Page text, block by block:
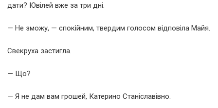
дати? Ювілей вже за три дні.
— Не зможу, — спокійним, твердим голосом відповіла Майя.
Свекруха застигла.
— Що?
— Я не дам вам грошей, Катерино Станіславівно.